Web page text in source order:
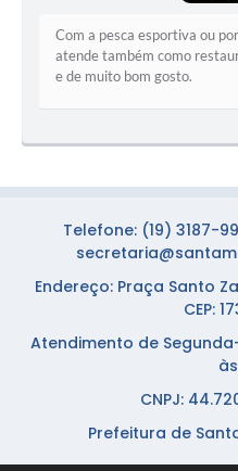
Com a pesca esportiva ou
atende também como
e de muito bom gosto.
Telefone: (19) 3187-
Endereço: Praça Santo
CEP:
Atendimento de
CNPJ:
Prefeitura de